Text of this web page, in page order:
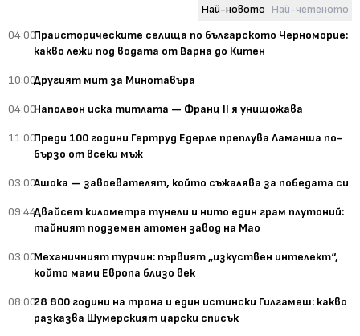
Най-новото Най-четеното
04:00Праисторическите селища по българското Черноморие:
какво лежи под водата от Варна до Китен
10:00Другият мит за Минотавъра
04:00Наполеон иска титлата — Франц II я унищожава
11:00Преди 100 години Гертруд Едерле преплува Ламанша по-
бързо от всеки мъж
03:00Ашока — завоевателят, който съжалява за победата си
09:44Двайсет километра тунели и нито един грам плутоний:
тайният подземен атомен завод на Мао
03:00Механичният турчин: първият „изкуствен интелект“,
който мами Европа близо век
08:0028 800 години на трона и един истински Гилгамеш: какво
разказва Шумерският царски списък